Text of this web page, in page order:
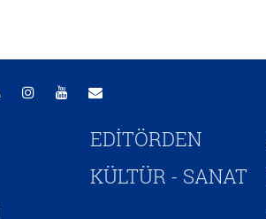
EDİTÖRDEN
KÜLTÜR - SANAT